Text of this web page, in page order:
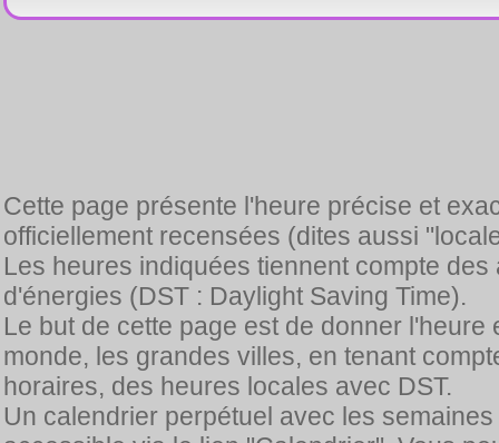
Cette page présente l'heure précise et
officiellement recensées (dites aussi
Les heures indiquées tiennent compte
d'énergies (DST : Daylight Saving Time).
Le but de cette page est de donner
monde, les grandes villes, en tenant
horaires, des heures locales avec DST.
Un calendrier perpétuel avec les